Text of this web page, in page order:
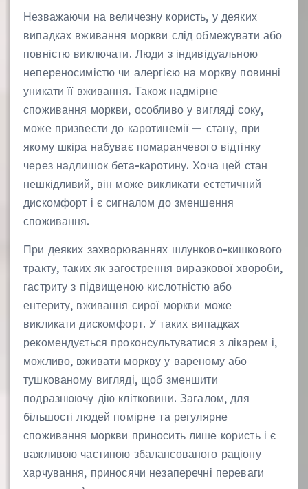
Незважаючи на величезну користь, у деяких
випадках вживання моркви слід обмежувати або
повністю виключати. Люди з індивідуальною
непереносимістю чи алергією на моркву повинні
уникати її вживання. Також надмірне
споживання моркви, особливо у вигляді соку,
може призвести до каротинемії — стану, при
якому шкіра набуває помаранчевого відтінку
через надлишок бета-каротину. Хоча цей стан
нешкідливий, він може викликати естетичний
дискомфорт і є сигналом до зменшення
споживання.
При деяких захворюваннях шлунково-кишкового
тракту, таких як загострення виразкової хвороби,
гастриту з підвищеною кислотністю або
ентериту, вживання сирої моркви може
викликати дискомфорт. У таких випадках
рекомендується проконсультуватися з лікарем і,
можливо, вживати моркву у вареному або
тушкованому вигляді, щоб зменшити
подразнюючу дію клітковини. Загалом, для
більшості людей помірне та регулярне
споживання моркви приносить лише користь і є
важливою частиною збалансованого раціону
харчування, приносячи незаперечні переваги